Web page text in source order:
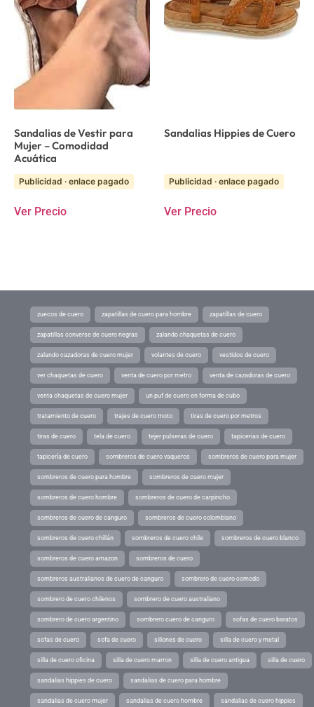
Sandalias de Vestir para
Mujer – Comodidad
Acuática
Publicidad · enlace pagado
Ver Precio
Sandalias Hippies de Cuero
Publicidad · enlace pagado
Ver Precio
zuecos de cuero zapatillas de cuero para hombre zapatillas de cuero
zapatillas converse de cuero negras zalando chaquetas de cuero
zalando cazadoras de cuero mujer volantes de cuero vestidos de cuero
ver chaquetas de cuero venta de cuero por metro venta de cazadoras de cuero
venta chaquetas de cuero mujer un puf de cuero en forma de cubo
tratamiento de cuero trajes de cuero moto tiras de cuero por metros
tiras de cuero tela de cuero tejer pulseras de cuero tapicerias de cuero
tapicería de cuero sombreros de cuero vaqueros sombreros de cuero para mujer
sombreros de cuero para hombre sombreros de cuero mujer
sombreros de cuero hombre sombreros de cuero de carpincho
sombreros de cuero de canguro sombreros de cuero colombiano
sombreros de cuero chillán sombreros de cuero chile sombreros de cuero blanco
sombreros de cuero amazon sombreros de cuero
sombreros australianos de cuero de canguro sombrero de cuero comodo
sombrero de cuero chilenos sombrero de cuero australiano
sombrero de cuero argentino sombrero cuero de canguro sofas de cuero baratos
sofas de cuero sofa de cuero sillones de cuero silla de cuero y metal
silla de cuero oficina silla de cuero marron silla de cuero antigua silla de cuero
sandalias hippies de cuero sandalias de cuero para hombre
sandalias de cuero mujer sandalias de cuero hombre sandalias de cuero hippies